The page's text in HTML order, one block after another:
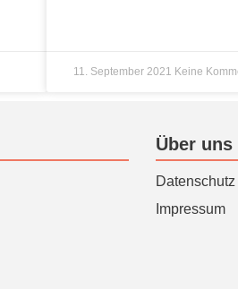
11. September 2021 Keine
Über uns
Datenschutz
Impressum